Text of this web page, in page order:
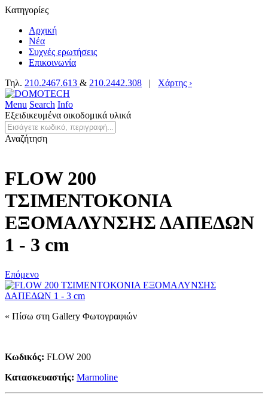
Κατηγορίες
Αρχική
Νέα
Συχνές ερωτήσεις
Επικοινωνία
Τηλ. 210.2467.613 & 210.2442.308 | Χάρτης ›
Menu Search Info
Εξειδικευμένα οικοδομικά υλικά
Αναζήτηση
FLOW 200
ΤΣΙΜΕΝΤΟΚΟΝΙΑ
ΕΞΟΜΑΛΥΝΣΗΣ ΔΑΠΕΔΩΝ
1 - 3 cm
Επόμενο
« Πίσω στη Gallery Φωτογραφιών
Κωδικός: FLOW 200
Κατασκευαστής: Marmoline